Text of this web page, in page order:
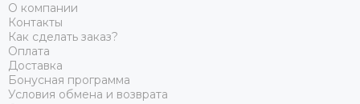
О компании
Контакты
Как сделать заказ?
Оплата
Доставка
Бонусная программа
Условия обмена и возврата